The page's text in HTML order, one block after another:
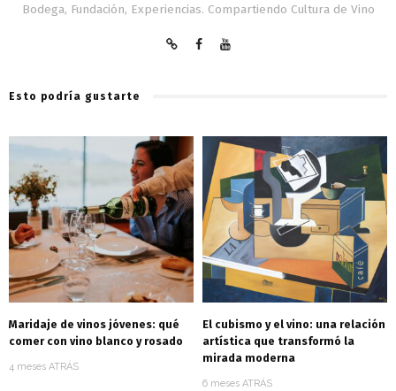
Bodega, Fundación, Experiencias. Compartiendo Cultura de Vino
Esto podría gustarte
Maridaje de vinos jóvenes: qué
comer con vino blanco y rosado
4 meses ATRÁS
El cubismo y el vino: una relación
artística que transformó la
mirada moderna
6 meses ATRÁS